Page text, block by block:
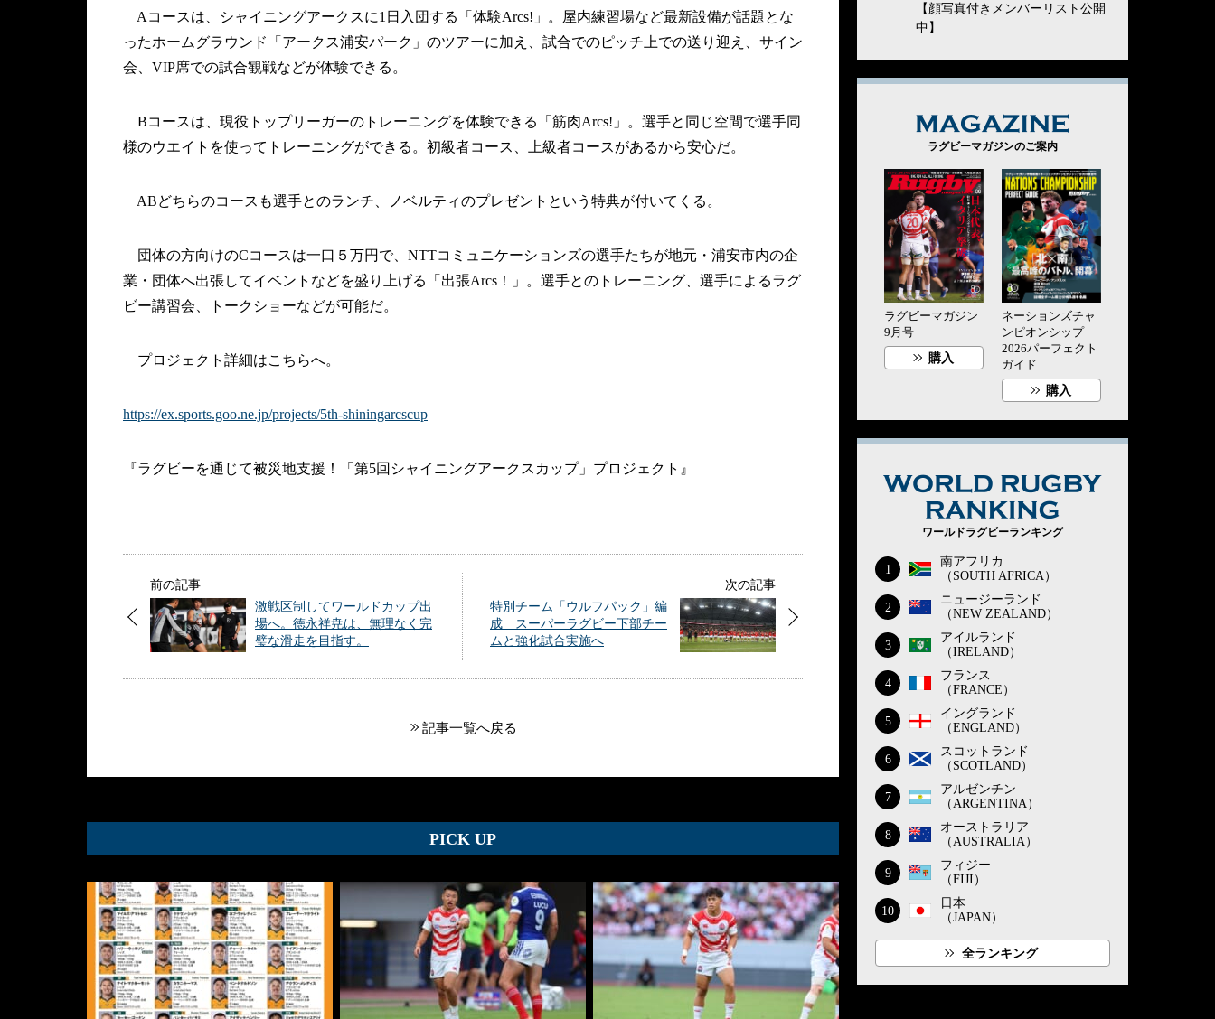
Aコースは、シャイニングアークスに1日入団する「体験Arcs!」。屋内練習場など最新設備が話題とな
ったホームグラウンド「アークス浦安パーク」のツアーに加え、試合でのピッチ上での送り迎え、サイン
会、VIP席での試合観戦などが体験できる。
Bコースは、現役トップリーガーのトレーニングを体験できる「筋肉Arcs!」。選手と同じ空間で選手同
様のウエイトを使ってトレーニングができる。初級者コース、上級者コースがあるから安心だ。
ABどちらのコースも選手とのランチ、ノベルティのプレゼントという特典が付いてくる。
団体の方向けのCコースは一口５万円で、NTTコミュニケーションズの選手たちが地元・浦安市内の企
業・団体へ出張してイベントなどを盛り上げる「出張Arcs！」。選手とのトレーニング、選手によるラグ
ビー講習会、トークショーなどが可能だ。
プロジェクト詳細はこちらへ。
https://ex.sports.goo.ne.jp/projects/5th-shiningarcscup
『ラグビーを通じて被災地支援！「第5回シャイニングアークスカップ」プロジェクト』
前の記事
激戦区制してワールドカップ出
場へ。徳永祥尭は、無理なく完
璧な滑走を目指す。
次の記事
特別チーム「ウルフパック」編
成 スーパーラグビー下部チー
ムと強化試合実施へ
記事一覧へ戻る
PICK UP
【顔写真付きメンバーリスト公開
中】
ラグビーマガジンのご案内
ラグビーマガジン
9月号
購入
ネーションズチャ
ンピオンシップ
2026パーフェクト
ガイド
購入
ワールドラグビーランキング
1
南アフリカ
（SOUTH AFRICA）
2
ニュージーランド
（NEW ZEALAND）
3
アイルランド
（IRELAND）
4
フランス
（FRANCE）
5
イングランド
（ENGLAND）
6
スコットランド
（SCOTLAND）
7
アルゼンチン
（ARGENTINA）
8
オーストラリア
（AUSTRALIA）
9
フィジー
（FIJI）
10
日本
（JAPAN）
全ランキング